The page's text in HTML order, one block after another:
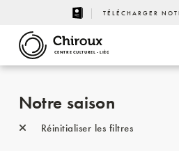
TÉLÉCHARGER
CENTRE CULTUREL - LIÈGE
Notre saison
Réinitialiser les filtres